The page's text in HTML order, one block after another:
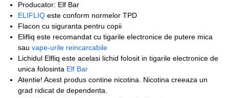
Producator: Elf Bar
ELIFLIQ este conform normelor TPD
Flacon cu siguranta pentru copii
Elifliq este recomandat cu tigarile electronice de putere mica
sau vape-urile reincarcabile
Lichidul Elfliq este acelasi lichid folosit in tigarile electronice de
unica folosinta Elf Bar
Atentie! Acest produs contine nicotina. Nicotina creeaza un
grad ridicat de dependenta.